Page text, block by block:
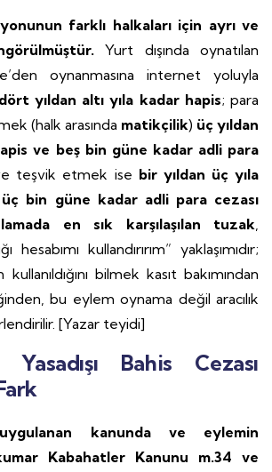
farklı halkaları için ayrı ve
Yurt dışında oynatılan
oynanmasına internet yoluyla
dört yıldan altı yıla kadar hapis; para
(halk arasında matikçilik) üç yıldan
ve beş bin güne kadar adli para
teşvik etmek ise bir yıldan üç yıla
bin güne kadar adli para cezası
en sık karşılaşılan tuzak,
hesabımı kullandırırım” yaklaşımıdır;
bilmek kasıt bakımından
bu eylem oynama değil aracılık
[Yazar teyidi]
Bahis Cezası
kanunda ve eylemin
Kabahatler Kanunu m.34 ve